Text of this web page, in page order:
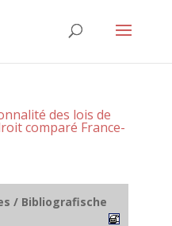
des lois de
comparé France-
/ Bibliografische